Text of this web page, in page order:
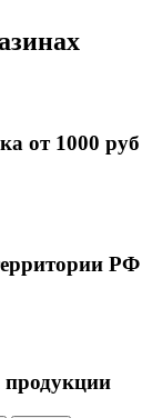
от 1000 руб
РФ
продукции